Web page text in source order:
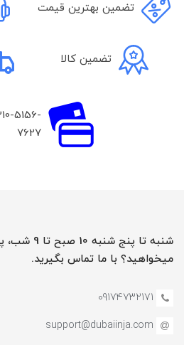
تضمین بهترین قیمت
تضمین کالا
5156-
7627
شنبه تا
میخواهید؟ با ما تماس بگیرید.
09174732171
support@dubaiinja.com